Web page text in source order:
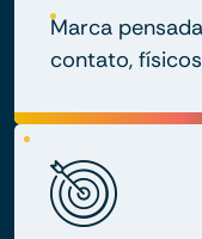
Marca
contato,